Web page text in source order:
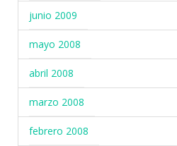
junio 2009
mayo 2008
abril 2008
marzo 2008
febrero 2008